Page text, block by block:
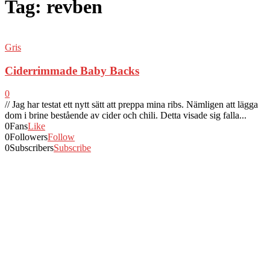
Tag: revben
Gris
Ciderrimmade Baby Backs
0
// Jag har testat ett nytt sätt att preppa mina ribs. Nämligen att lägga
dom i brine bestående av cider och chili. Detta visade sig falla...
0FansLike
0FollowersFollow
0SubscribersSubscribe